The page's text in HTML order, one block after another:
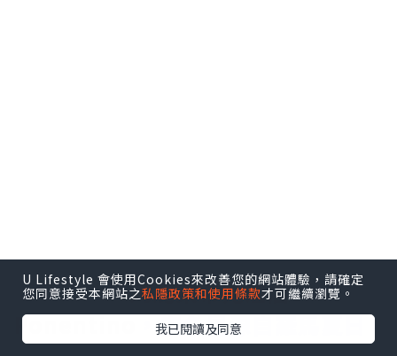
新餐廳位於九龍東帝苑酒店內的
Ponentino，店名是源自羅馬夏日
U Lifestyle 會使用Cookies來改善您的網站體驗，請確定
您同意接受本網站之私隱政策和使用條款才可繼續瀏覽。
我已閱讀及同意